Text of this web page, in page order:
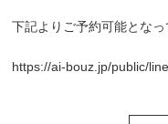
下記よりご予約可能となっ
https://ai-bouz.jp/public/